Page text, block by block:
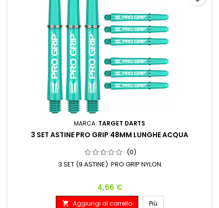
MARCA: TARGET DARTS
3 SET ASTINE PRO GRIP 48MM LUNGHE ACQUA
(0)
3 SET (9 ASTINE) PRO GRIP NYLON
Prezzo
4,66 €
 Aggiungi al carrello Più